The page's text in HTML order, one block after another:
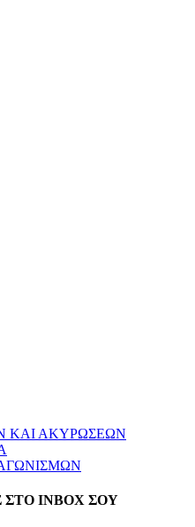
ΚΑΙ ΑΚΥΡΩΣΕΩΝ
ΣΤΟ ΙΝΒΟΧ ΣΟΥ